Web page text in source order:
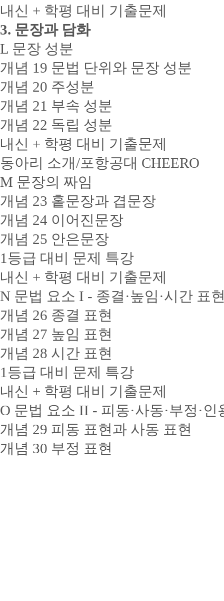
내신 + 학평 대비 기출문제
3. 문장과 담화
L 문장 성분
개념 19 문법 단위와 문장 성분
개념 20 주성분
개념 21 부속 성분
개념 22 독립 성분
내신 + 학평 대비 기출문제
동아리 소개/포항공대 CHEERO
M 문장의 짜임
개념 23 홑문장과 겹문장
개념 24 이어진문장
개념 25 안은문장
1등급 대비 문제 특강
내신 + 학평 대비 기출문제
N 문법 요소 I - 종결·높임·시간 표
개념 26 종결 표현
개념 27 높임 표현
개념 28 시간 표현
1등급 대비 문제 특강
내신 + 학평 대비 기출문제
O 문법 요소 II - 피동·사동·부정·인
개념 29 피동 표현과 사동 표현
개념 30 부정 표현